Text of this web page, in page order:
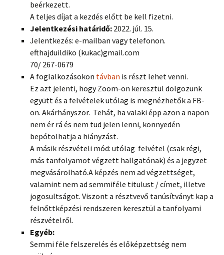
beérkezett.
A teljes díjat a kezdés előtt be kell fizetni.
Jelentkezési határidő: 2022. júl. 15.
Jelentkezés: e-mailban vagy telefonon.
efthajduildiko (kukac)gmail.com
70/ 267-0679
A foglalkozásokon távban is részt lehet venni.
Ez azt jelenti, hogy Zoom-on keresztül dolgozunk
együtt és a felvételek utólag is megnézhetők a FB-
on. Akárhányszor. Tehát, ha valaki épp azon a napon
nem ér rá és nem tud jelen lenni, könnyedén
bepótolhatja a hiányzást.
A másik részvételi mód: utólag felvétel (csak régi,
más tanfolyamot végzett hallgatónak) és a jegyzet
megvásárolható.A képzés nem ad végzettséget,
valamint nem ad semmiféle titulust / címet, illetve
jogosultságot. Viszont a résztvevő tanúsítványt kap a
felnőttképzési rendszeren keresztül a tanfolyami
részvételről.
Egyéb:
Semmi féle felszerelés és előképzettség nem